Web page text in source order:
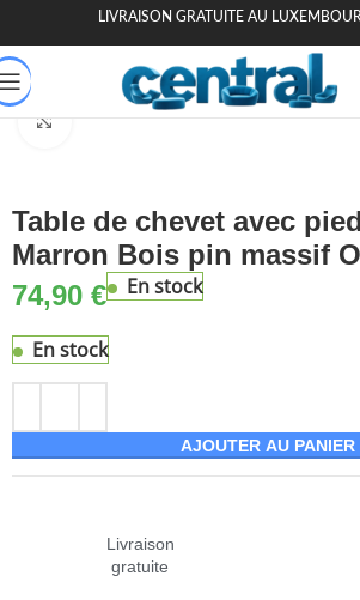
LIVRAISON GRATUITE AU
Jardin Chambre & literie Mobilier de
Table de chevet avec
Marron Bois pin massif
74,90 € En stock
En stock
AJOUTER AU PANIER
Livraison
gratuite
🎁 20€ offerts dès 200€ - Code : MOIEN20🏷️